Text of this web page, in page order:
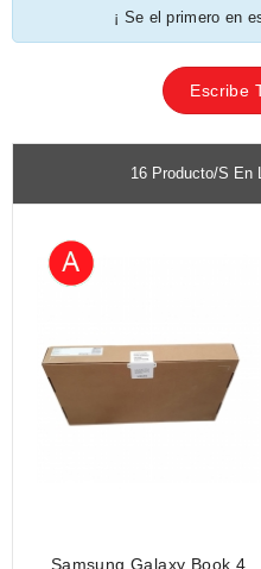
¡ Se el primero en
Escribe
16 Producto/s En
Samsung Galaxy Book 4